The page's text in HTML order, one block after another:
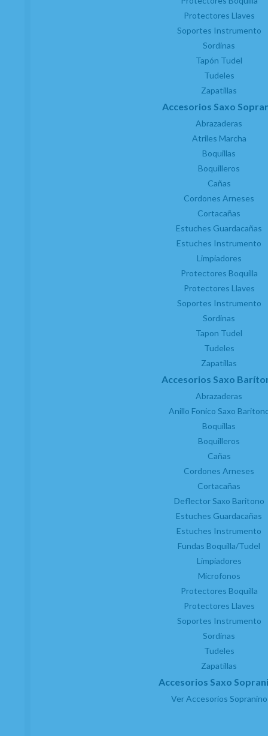
Protectores Llaves
Soportes Instrumento
Sordinas
Tapón Tudel
Tudeles
Zapatillas
Accesorios Saxo
Abrazaderas
Atriles Marcha
Boquillas
Boquilleros
Cañas
Cordones Arneses
Cortacañas
Estuches Guardacañas
Estuches Instrumento
Limpiadores
Protectores Boquilla
Protectores Llaves
Soportes Instrumento
Sordinas
Tapon Tudel
Tudeles
Zapatillas
Accesorios Saxo
Abrazaderas
Anillo Fonico Saxo
Boquillas
Boquilleros
Cañas
Cordones Arneses
Cortacañas
Deflector Saxo Baritono
Estuches Guardacañas
Estuches Instrumento
Fundas Boquilla/Tudel
Limpiadores
Microfonos
Protectores Boquilla
Protectores Llaves
Soportes Instrumento
Sordinas
Tudeles
Zapatillas
Accesorios Saxo
Ver Accesorios Sopranino